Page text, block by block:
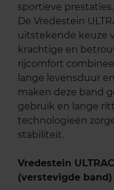
sportieve prestaties.
De Vredestein
uitstekende keuze
krachtige en
rijcomfort
lange levensduur
maken deze band
gebruik en lange
technologieën
stabiliteit.
Vredestein
(verstevigde band)